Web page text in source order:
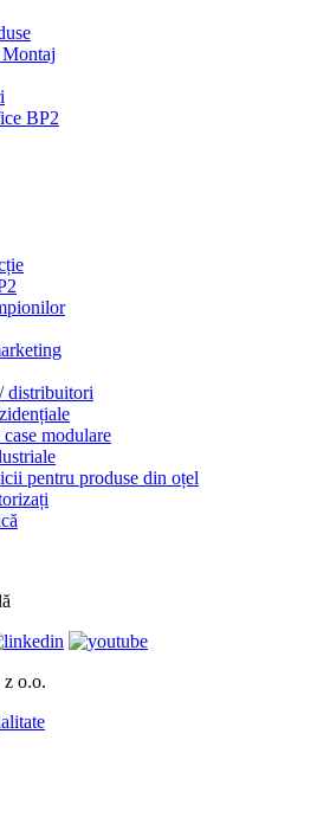
BP2
distribuitori
modulare
pentru produse din oțel
o.o.